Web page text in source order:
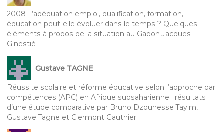
2008 L’adéquation emploi, qualification, formation,
éducation peut-elle évoluer dans le temps ? Quelques
éléments à propos de la situation au Gabon Jacques
Ginestié
Gustave TAGNE
Réussite scolaire et réforme éducative selon l’approche par
compétences (APC) en Afrique subsaharienne : résultats
d’une étude comparative par Bruno Dzounesse Tayim,
Gustave Tagne et Clermont Gauthier